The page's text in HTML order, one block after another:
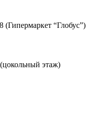
(Гипермаркет “Глобус”)
этаж)